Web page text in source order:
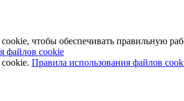
чтобы обеспечивать правильную
файлов cookie
Правила использования файлов